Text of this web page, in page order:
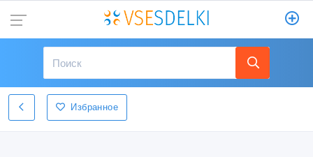
Избранное